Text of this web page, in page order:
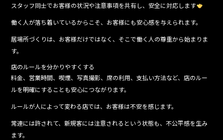
スタッフ同士でお客様の状況や注意事項を共有し、安全に対応します
働く人が落ち着いているからこそ、お客様にも安心感を与えられます。
居場所づくりは、お客様だけではなく、そこで働く人の尊重から始まりま
す。
店のルールを分かりやすくする
料金、営業時間、喫煙、写真撮影、席の利用、支払い方法など、店のルー
ルを明確にすることも安心につながります。
ルールが人によって変わる店では、お客様は不安を感じます。
常連には許されて、新規客には注意されるという状態も、不公平感を生み
ます。